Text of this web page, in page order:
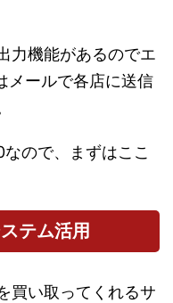
力機能があるのでエ
メールで各店に送信
ので、まずはここ
テム活用
買い取ってくれるサ